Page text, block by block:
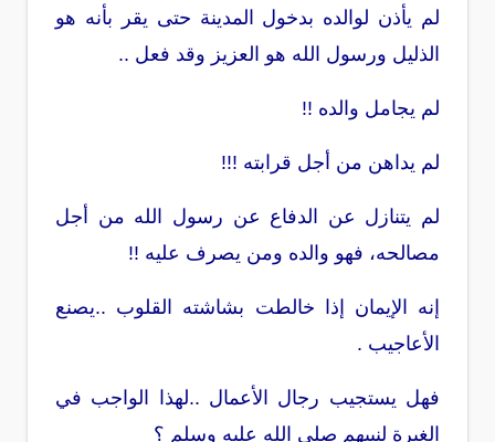
لم يأذن لوالده بدخول المدينة حتى يقر بأنه هو
الذليل ورسول الله هو العزيز وقد فعل ..
لم يجامل والده !!
لم يداهن من أجل قرابته !!!
لم يتنازل عن الدفاع عن رسول الله من أجل
مصالحه، فهو والده ومن يصرف عليه !!
إنه الإيمان إذا خالطت بشاشته القلوب ..يصنع
الأعاجيب .
فهل يستجيب رجال الأعمال ..لهذا الواجب في
الغيرة لنبيهم صلى الله عليه وسلم ؟